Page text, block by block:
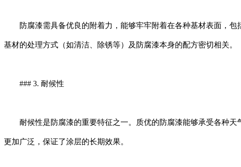
防腐漆需具备优良的附着力，能够牢牢附着在各种基材表面，包
基材的处理方式（如清洁、除锈等）及防腐漆本身的配方密切相关。
### 3. 耐候性
耐候性是防腐漆的重要特征之一。质优的防腐漆能够承受各种天
更加广泛，保证了涂层的长期效果。